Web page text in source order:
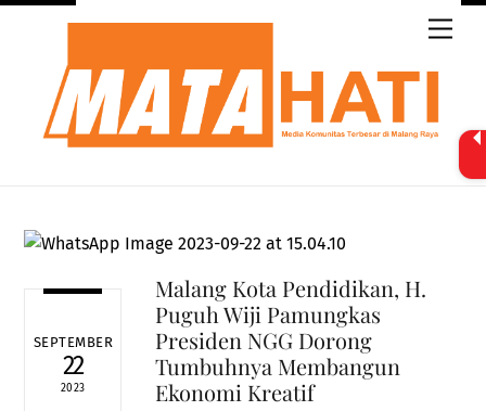
Skip
SEPTEMBER
22
2023
Malang Kota Pendidikan, H.
Puguh Wiji Pamungkas
Presiden NGG Dorong
Tumbuhnya Membangun
Ekonomi Kreatif